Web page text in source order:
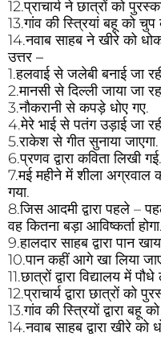
12.प्राचार्य ने छात्रों को
13.गांव की स्त्रियां बहू को
14.नवाब साहब ने खीरे को
उत्तर –
1.हलवाई से जलेबी बनाई जा
2.मानसी से दिल्ली जाया जा
3.नौकरानी से कपड़े धोए गए.
4.मेरे भाई से पतंग उड़ाई जा
5.राकेश से गीत सुनाया जाएगा.
6.प्रणव द्वारा कविता लिखी गई.
7.मई महीने में शीला अग्रवाल
गया.
8.जिस आदमी द्वारा पहले –
वह कितना बड़ा आविष्कर्ता होगा.
9.हालदार साहब द्वारा पान
10.पान कहीं आगे खा लिया
11.छात्रों द्वारा विद्यालय में
12.प्राचार्य द्वारा छात्रों को
13.गांव की स्त्रियों द्वारा
14.नवाब साहब द्वारा खीरे को